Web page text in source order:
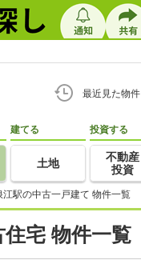
最近見た物件
建てる
土地
投資する
不動産
投資
江駅の中古一戸建て 物件一覧
宅 物件一覧